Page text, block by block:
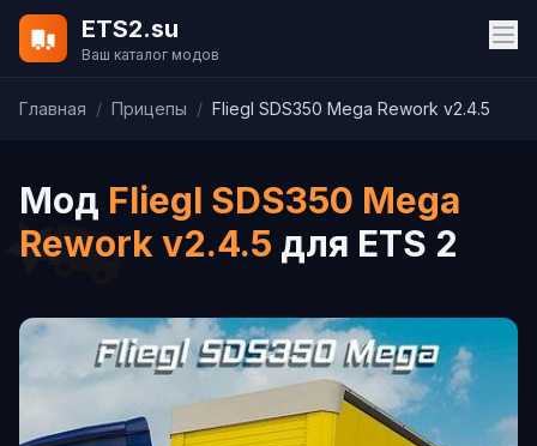
ETS2.su
Ваш каталог модов
Главная / Прицепы / Fliegl SDS350 Mega Rework v2.4.5
Мод Fliegl SDS350 Mega
Rework v2.4.5 для ETS 2